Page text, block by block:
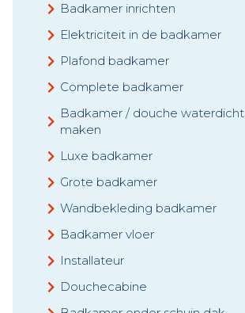
Badkamer inrichten
Elektriciteit in de badkamer
Plafond badkamer
Complete badkamer
Badkamer / douche waterdicht
maken
Luxe badkamer
Grote badkamer
Wandbekleding badkamer
Badkamer vloer
Installateur
Douchecabine